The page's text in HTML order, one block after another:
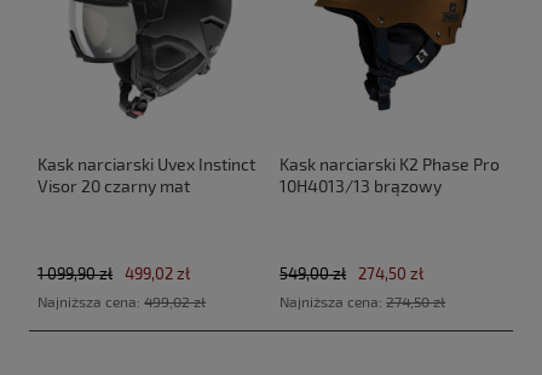
Kask narciarski Uvex Instinct
Visor 20 czarny mat
499,02 zł
1 099,90 zł
Najniższa cena:499,02 zł
Kask narciarski K2 Phase Pro
10H4013/13 brązowy
274,50 zł
549,00 zł
Najniższa cena:274,50 zł